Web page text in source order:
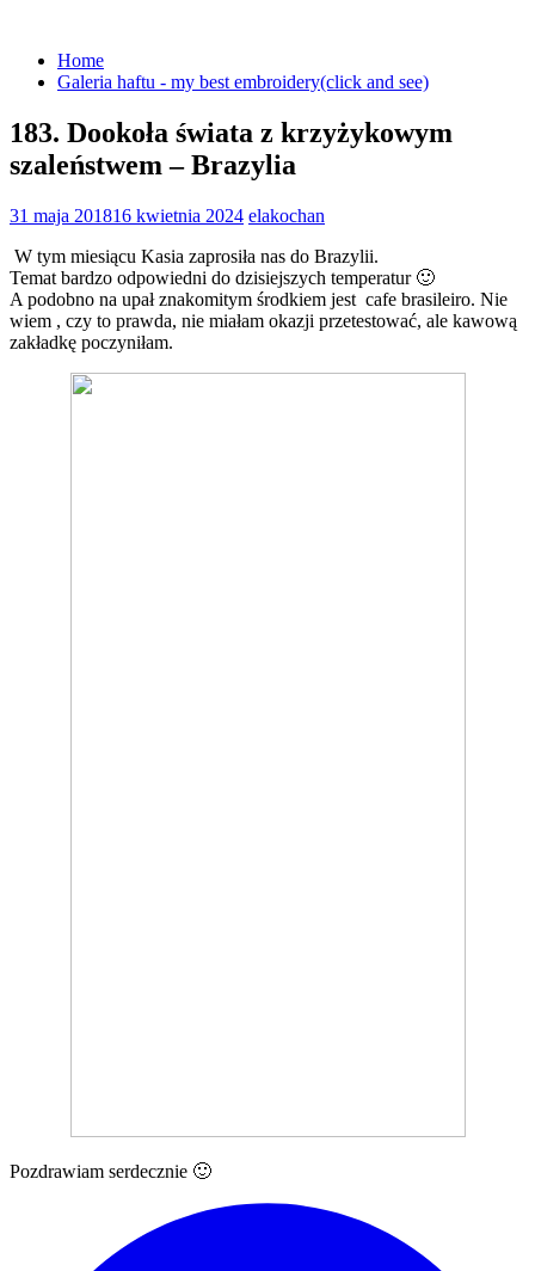
contentHome
Galeria haftu - my best embroidery(click and see)
183. Dookoła świata z krzyżykowym
szaleństwem – Brazylia
31 maja 201816 kwietnia 2024 elakochan
W tym miesiącu Kasia zaprosiła nas do Brazylii.
Temat bardzo odpowiedni do dzisiejszych temperatur 🙂
A podobno na upał znakomitym środkiem jest cafe brasileiro. Nie
wiem , czy to prawda, nie miałam okazji przetestować, ale kawową
zakładkę poczyniłam.
Pozdrawiam serdecznie 🙂